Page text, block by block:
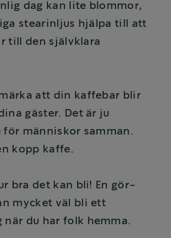
dag kan lite blommor,
stearinljus hjälpa till att
till den självklara
att din kaffebar blir
gäster. Det är ju
människor samman.
kopp kaffe.
bra det kan bli! En gör-
mycket väl bli ett
när du har folk hemma.